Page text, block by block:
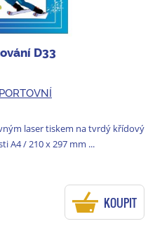
D33
laser tiskem na tvrdý křídový
A4 / 210 x 297 mm ...
KOUPIT